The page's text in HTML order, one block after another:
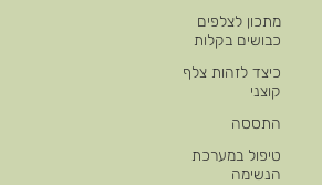
מתכון לצלפים
כבושים בקלות
כיצד לזהות צלף
קוצני
התססה
טיפול במערכת
הנשימה